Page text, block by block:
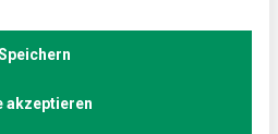
englische
Gesellschaftliches Event
Gelegenheit,
zu demonstrieren.
akzeptieren